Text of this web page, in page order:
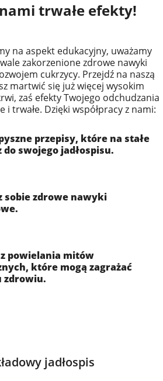
trwałe efekty!
na aspekt edukacyjny, uważamy
zakorzenione zdrowe nawyki
cukrzycy. Przejdź na naszą
martwić się już więcej wysokim
zaś efekty Twojego odchudzania
i trwałe. Dzięki współpracy z nami:
przepisy, które na stałe
do swojego jadłospisu.
sobie zdrowe nawyki
powielania mitów
które mogą zagrażać
zdrowiu.
jadłospis